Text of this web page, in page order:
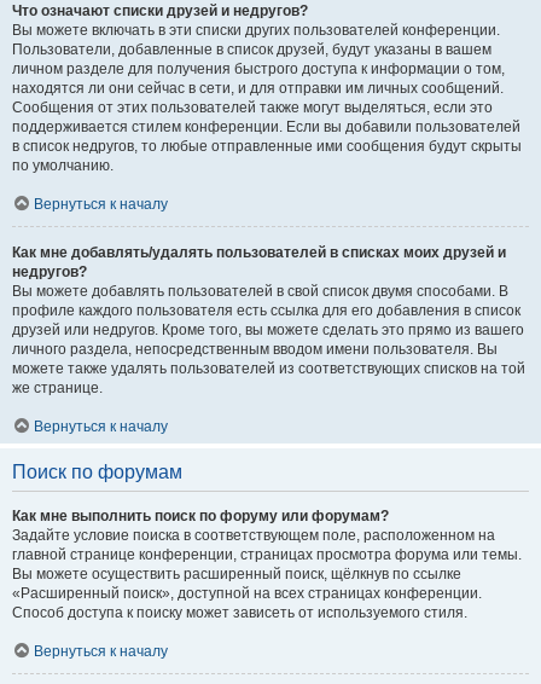
Что означают списки друзей и недругов?
Вы можете включать в эти списки других пользователей конференции.
Пользователи, добавленные в список друзей, будут указаны в вашем
личном разделе для получения быстрого доступа к информации о том,
находятся ли они сейчас в сети, и для отправки им личных сообщений.
Сообщения от этих пользователей также могут выделяться, если это
поддерживается стилем конференции. Если вы добавили пользователей
в список недругов, то любые отправленные ими сообщения будут скрыты
по умолчанию.
Вернуться к началу
Как мне добавлять/удалять пользователей в списках моих друзей и
недругов?
Вы можете добавлять пользователей в свой список двумя способами. В
профиле каждого пользователя есть ссылка для его добавления в список
друзей или недругов. Кроме того, вы можете сделать это прямо из вашего
личного раздела, непосредственным вводом имени пользователя. Вы
можете также удалять пользователей из соответствующих списков на той
же странице.
Вернуться к началу
Поиск по форумам
Как мне выполнить поиск по форуму или форумам?
Задайте условие поиска в соответствующем поле, расположенном на
главной странице конференции, страницах просмотра форума или темы.
Вы можете осуществить расширенный поиск, щёлкнув по ссылке
«Расширенный поиск», доступной на всех страницах конференции.
Способ доступа к поиску может зависеть от используемого стиля.
Вернуться к началу